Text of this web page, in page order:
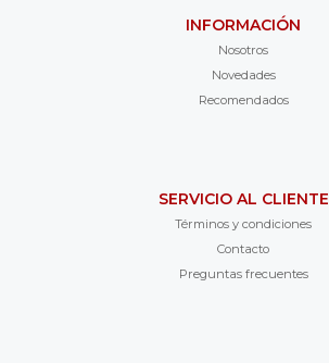
INFORMACIÓN
Nosotros
Novedades
Recomendados
SERVICIO AL CLIENTE
Términos y condiciones
Contacto
Preguntas frecuentes